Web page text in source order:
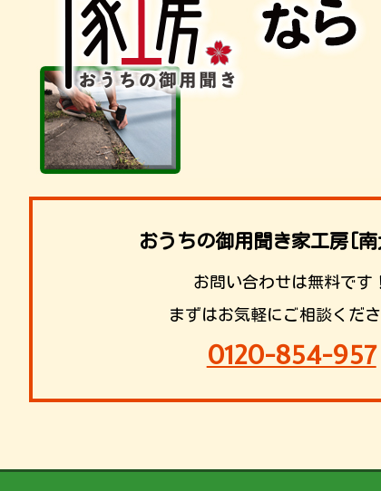
おうちの御用聞き家工房[南
お問い合わせは無料です
まずはお気軽にご相談くださ
0120-854-957